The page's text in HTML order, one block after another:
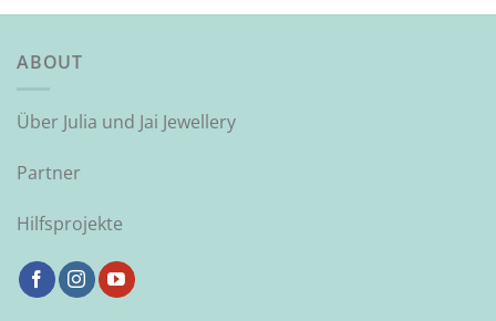
ABOUT
Über Julia und Jai Jewellery
Partner
Hilfsprojekte